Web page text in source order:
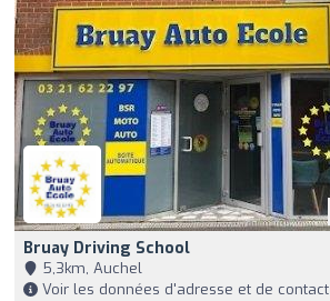
Bruay Driving School
5,3km, Auchel
Voir les données d'adresse et de contact